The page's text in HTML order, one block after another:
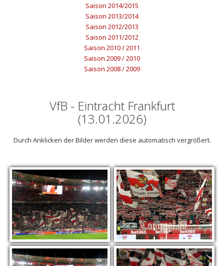
Saison 2014/2015
Saison 2013/2014
Saison 2012/2013
Saison 2011/2012
Saison 2010 / 2011
Saison 2009 / 2010
Saison 2008 / 2009
VfB - Eintracht Frankfurt
(13.01.2026)
Durch Anklicken der Bilder werden diese automatisch vergrößert.